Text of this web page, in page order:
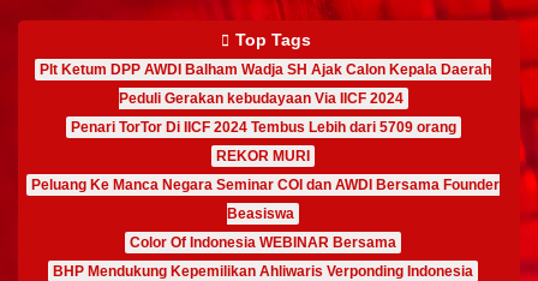
Top Tags
Plt Ketum DPP AWDI Balham Wadja SH Ajak Calon Kepala Daerah
Peduli Gerakan kebudayaan Via IICF 2024
Penari TorTor Di IICF 2024 Tembus Lebih dari 5709 orang
REKOR MURI
Peluang Ke Manca Negara Seminar COI dan AWDI Bersama Founder
Beasiswa
Color Of Indonesia WEBINAR Bersama
BHP Mendukung Kepemilikan Ahliwaris Verponding Indonesia